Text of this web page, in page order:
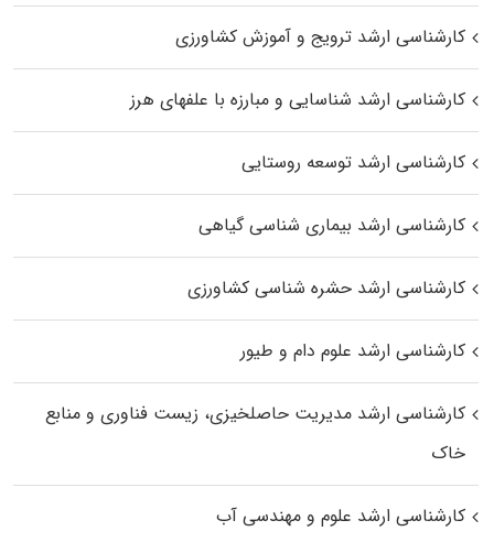
کارشناسی ارشد ترویج و آموزش کشاورزی
کارشناسی ارشد شناسایی و مبارزه با علفهای هرز
کارشناسی ارشد توسعه روستایی
کارشناسی ارشد بیماری‌ شناسی گیاهی
کارشناسی ارشد حشره‌ شناسی کشاورزی
کارشناسی ارشد علوم دام و طیور
کارشناسی ارشد مدیریت حاصلخیزی، زیست فناوری و منابع
خاک
کارشناسی ارشد علوم و مهندسی آب